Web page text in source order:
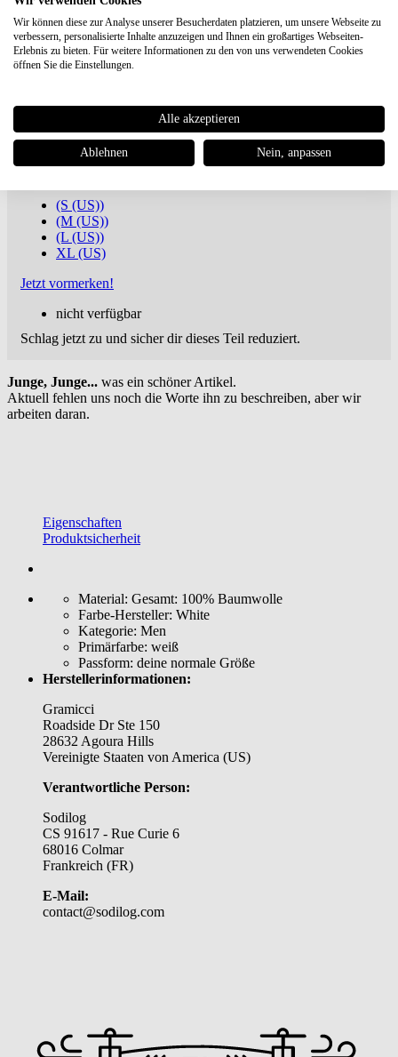
Gramicci Trouttail Tee
versandkostenfreie Lieferung oder Buch dabei ***
Versandkosten
Artikel-Nr.: G5FU-T090-WHITE
(S (US))
(M (US))
(L (US))
XL (US)
Jetzt vormerken!
nicht verfügbar
Schlag jetzt zu und sicher dir dieses Teil reduziert.
Junge, Junge... was ein schöner Artikel.
Aktuell fehlen uns noch die Worte ihn zu beschreiben, aber wir
arbeiten daran.
Eigenschaften
Produktsicherheit
Material: Gesamt: 100% Baumwolle
Farbe-Hersteller: White
Kategorie: Men
Primärfarbe: weiß
Passform: deine normale Größe
Herstellerinformationen:
Gramicci
Roadside Dr Ste 150
28632 Agoura Hills
Vereinigte Staaten von America (US)
Verantwortliche Person:
Sodilog
CS 91617 - Rue Curie 6
68016 Colmar
Frankreich (FR)
E-Mail:
contact@sodilog.com
Wir können diese zur Analyse unserer Besucherdaten platzieren, um unsere Webseite zu
verbessern, personalisierte Inhalte anzuzeigen und Ihnen ein großartiges Webseiten-
Erlebnis zu bieten. Für weitere Informationen zu den von uns verwendeten Cookies
öffnen Sie die Einstellungen.
Alle akzeptieren
Ablehnen Nein, anpassen